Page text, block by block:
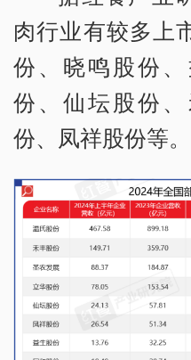
肉行业有较多上
份、晓鸣股份
份、仙坛股份
份、凤祥股份等。